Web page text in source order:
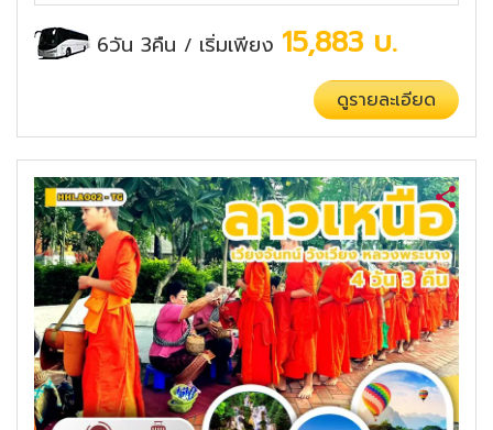
6วัน 3คืน / เริ่มเพียง 15,883 บ.
ดูรายละเอียด